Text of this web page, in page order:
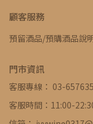
顧客服務
預留酒品/預購酒品說
門市資訊
客服專線： 03-
客服時間：11:00-